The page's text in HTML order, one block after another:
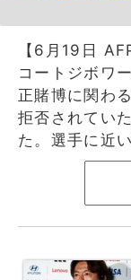
【6月19日
コートジボワ
正賭博に関わ
拒否されてい
た。選手に近